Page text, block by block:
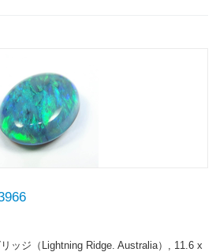
ッジ（Lightning Ridge. Australia）, 11.6 x